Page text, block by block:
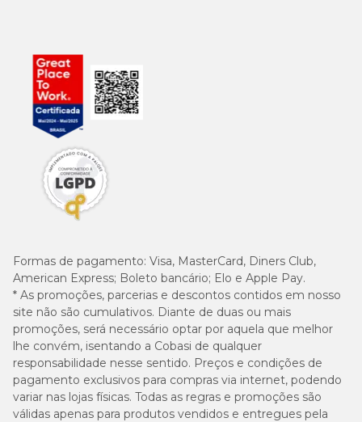
Formas de pagamento: Visa, MasterCard, Diners Club,
American Express; Boleto bancário; Elo e Apple Pay.
* As promoções, parcerias e descontos contidos em nosso
site não são cumulativos. Diante de duas ou mais
promoções, será necessário optar por aquela que melhor
lhe convém, isentando a Cobasi de qualquer
responsabilidade nesse sentido. Preços e condições de
pagamento exclusivos para compras via internet, podendo
variar nas lojas físicas. Todas as regras e promoções são
válidas apenas para produtos vendidos e entregues pela